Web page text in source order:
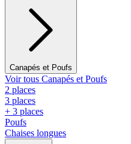
Canapés et Poufs
Voir tous Canapés et Poufs
2 places
3 places
+ 3 places
Poufs
Chaises longues